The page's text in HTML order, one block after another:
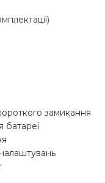
замикання
батареї